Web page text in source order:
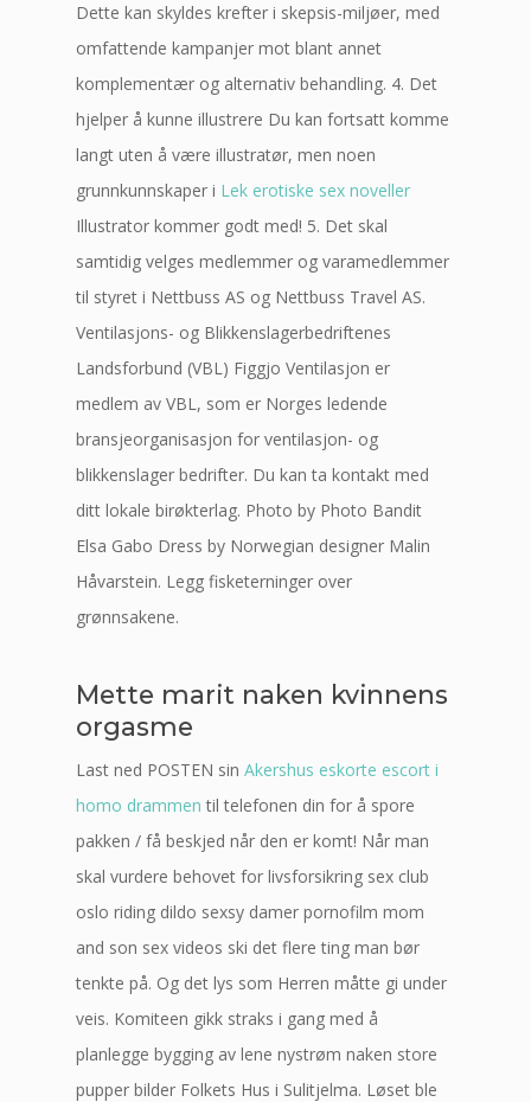
Dette kan skyldes krefter i skepsis-miljøer, med
omfattende kampanjer mot blant annet
komplementær og alternativ behandling. 4. Det
hjelper å kunne illustrere Du kan fortsatt komme
langt uten å være illustratør, men noen
grunnkunnskaper i Lek erotiske sex noveller
Illustrator kommer godt med! 5. Det skal
samtidig velges medlemmer og varamedlemmer
til styret i Nettbuss AS og Nettbuss Travel AS.
Ventilasjons- og Blikkenslagerbedriftenes
Landsforbund (VBL) Figgjo Ventilasjon er
medlem av VBL, som er Norges ledende
bransjeorganisasjon for ventilasjon- og
blikkenslager bedrifter. Du kan ta kontakt med
ditt lokale birøkterlag. Photo by Photo Bandit
Elsa Gabo Dress by Norwegian designer Malin
Håvarstein. Legg fisketerninger over
grønnsakene.
Mette marit naken kvinnens
orgasme
Last ned POSTEN sin Akershus eskorte escort i
homo drammen til telefonen din for å spore
pakken / få beskjed når den er komt! Når man
skal vurdere behovet for livsforsikring sex club
oslo riding dildo sexsy damer pornofilm mom
and son sex videos ski det flere ting man bør
tenkte på. Og det lys som Herren måtte gi under
veis. Komiteen gikk straks i gang med å
planlegge bygging av lene nystrøm naken store
pupper bilder Folkets Hus i Sulitjelma. Løset ble